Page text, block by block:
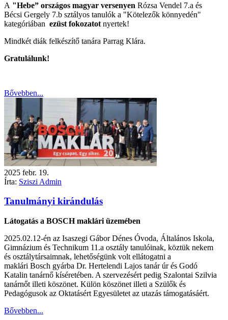
A "Hebe” országos magyar versenyen Rózsa Vendel 7.a és
Bécsi Gergely 7.b sztályos tanulók a "Kötelezők könnyedén"
kategóriában ezüst fokozatot nyertek!
Mindkét diák felkészítő tanára Parrag Klára.
Gratulálunk!
Bővebben...
2025 febr. 19.
Írta: Sziszi Admin
Tanulmányi kirándulás
Látogatás a BOSCH maklári üzemében
2025.02.12-én az Isaszegi Gábor Dénes Óvoda, Általános Iskola,
Gimnázium és Technikum 11.a osztály tanulóinak, köztük nekem
és osztálytársaimnak, lehetőségünk volt ellátogatni a
maklári Bosch gyárba Dr. Hertelendi Lajos tanár úr és Godó
Katalin tanárnő kíséretében. A szervezésért pedig Szalontai Szilvia
tanárnőt illeti köszönet. Külön köszönet illeti a Szülők és
Pedagógusok az Oktatásért Egyesületet az utazás támogatásáért.
Bővebben...